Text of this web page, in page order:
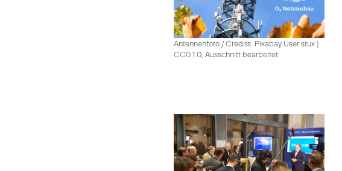
Antennenfoto / Credits: Pixabay User stux |
CC0 1.0, Ausschnitt bearbeitet